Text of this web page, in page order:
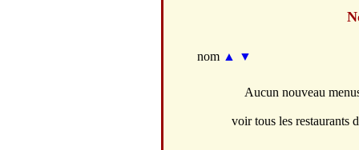
nom ▲ ▼
Aucun nouveau
voir tous les restaurants